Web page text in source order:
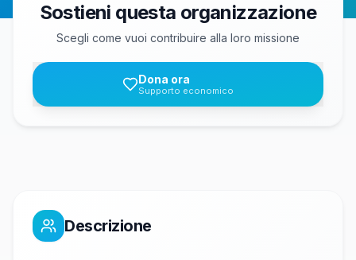
Sostieni questa organizzazione
Scegli come vuoi contribuire alla loro missione
Dona ora
Supporto economico
Descrizione